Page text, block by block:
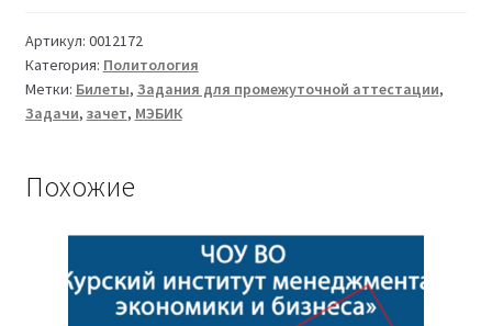
Политология
ТМ-009/29-
1
Артикул: 0012172
Категория: Политология
Метки: Билеты, Задания для промежуточной аттестации,
Задачи, зачет, МЭБИК
Похожие